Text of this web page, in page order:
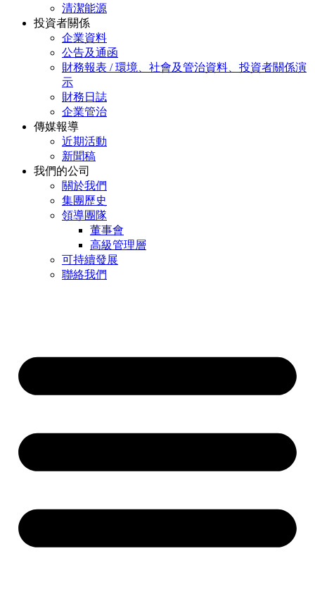
清潔能源
投資者關係
企業資料
公告及通函
財務報表 / 環境、社會及管治資料、投資者關係演
示
財務日誌
企業管治
傳媒報導
近期活動
新聞稿
我們的公司
關於我們
集團歷史
領導團隊
董事會
高級管理層
可持續發展
聯絡我們